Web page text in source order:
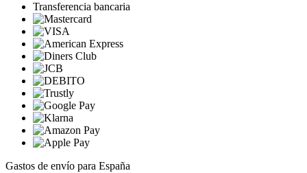
Transferencia bancaria
Gastos de envío para España